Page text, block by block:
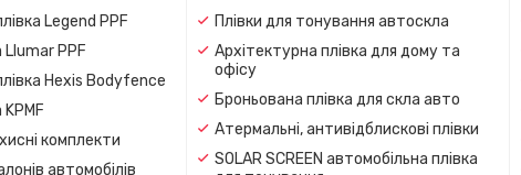
Legend PPF
Llumar PPF
Hexis Bodyfence
комплекти
автомобілів
Плівки для тонування автоскла
Архітектурна плівка для дому та
офісу
Броньована плівка для скла авто
Атермальні, антивідблискові плівки
SOLAR SCREEN автомобільна плівка